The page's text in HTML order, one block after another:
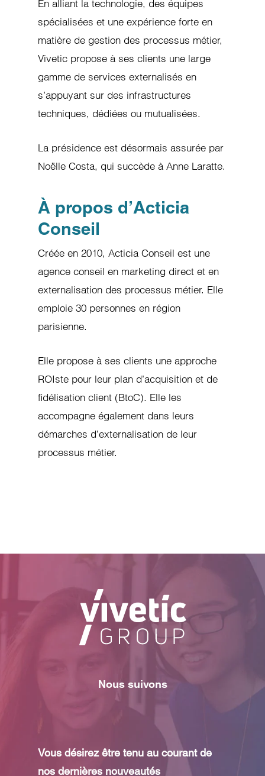
En alliant la technologie, des équipes
spécialisées et une expérience forte en
matière de gestion des processus métier,
Vivetic propose à ses clients une large
gamme de services externalisés en
s’appuyant sur des infrastructures
techniques, dédiées ou mutualisées.
La présidence est désormais assurée par
Noëlle Costa, qui succède à Anne Laratte.
À propos d’Acticia
Conseil
Créée en 2010, Acticia Conseil est une
agence conseil en marketing direct et en
externalisation des processus métier. Elle
emploie 30 personnes en région
parisienne.
Elle propose à ses clients une approche
ROIste pour leur plan d’acquisition et de
fidélisation client (BtoC). Elle les
accompagne également dans leurs
démarches d’externalisation de leur
processus métier.
Nous suivons
Vous désirez être tenu au courant de
nos dernières nouveautés